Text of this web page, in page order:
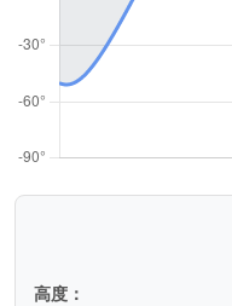
高度：